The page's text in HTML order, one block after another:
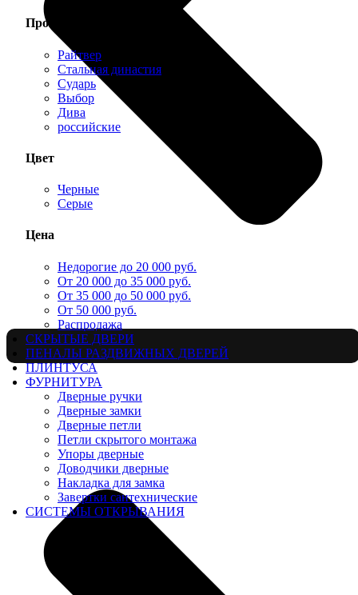
Производитель
Райтвер
Стальная династия
Сударь
Выбор
Дива
российские
Цвет
Черные
Серые
Цена
Недорогие до 20 000 руб.
От 20 000 до 35 000 руб.
От 35 000 до 50 000 руб.
От 50 000 руб.
Распродажа
СКРЫТЫЕ ДВЕРИ
ПЕНАЛЫ РАЗДВИЖНЫХ ДВЕРЕЙ
ПЛИНТУСА
ФУРНИТУРА
Дверные ручки
Дверные замки
Дверные петли
Петли скрытого монтажа
Упоры дверные
Доводчики дверные
Накладка для замка
Завертки сантехнические
СИСТЕМЫ ОТКРЫВАНИЯ